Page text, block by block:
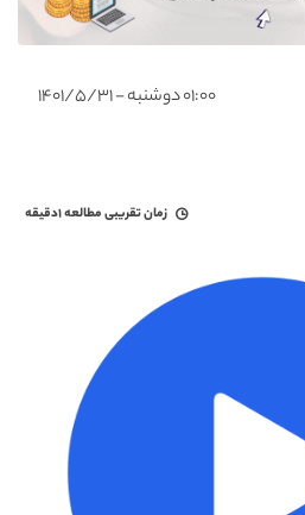
۰۱:۰۰ دوشنبه - ۱۴۰۱/۵/۳۱
زمان تقریبی مطالعه۱دقیقه